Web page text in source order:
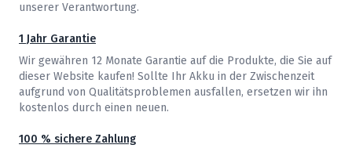
unserer Verantwortung.
1 Jahr Garantie
Wir gewähren 12 Monate Garantie auf die Produkte, die Sie auf
dieser Website kaufen! Sollte Ihr Akku in der Zwischenzeit
aufgrund von Qualitätsproblemen ausfallen, ersetzen wir ihn
kostenlos durch einen neuen.
100 % sichere Zahlung